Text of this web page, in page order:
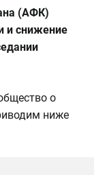
(АФК)
и снижение
о
ниже